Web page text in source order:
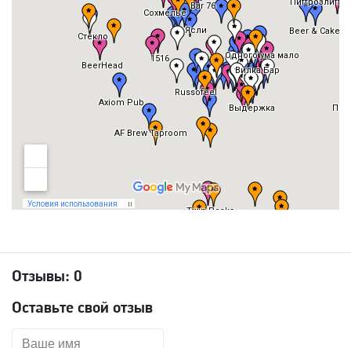
Отзывы: 0
Оставьте свой отзыв